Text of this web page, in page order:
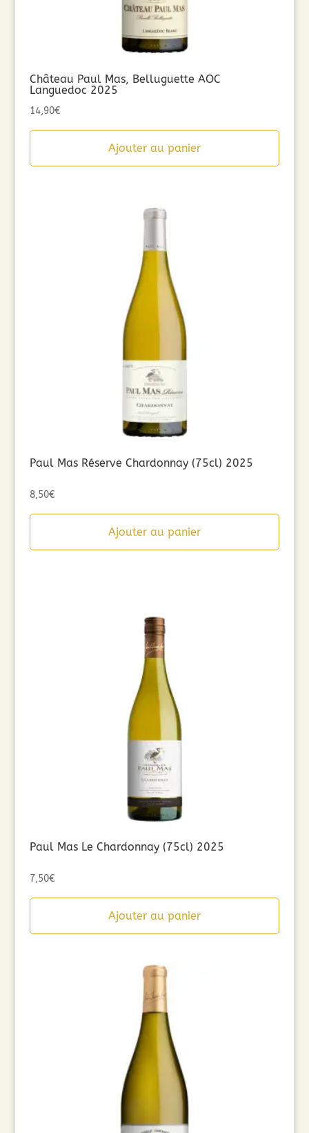
Château Paul Mas, Belluguette AOC
Languedoc 2025
14,90€
Ajouter au panier
Paul Mas Réserve Chardonnay (75cl) 2025
8,50€
Ajouter au panier
Paul Mas Le Chardonnay (75cl) 2025
7,50€
Ajouter au panier